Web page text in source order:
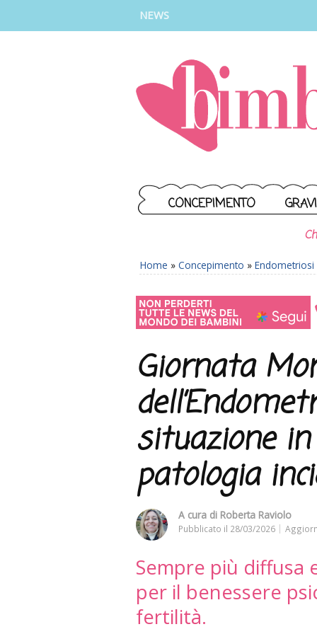
NEWS
CONCEPIMENTO
Home » Concepimento » Endometriosi
Giornata
situazione
patologia
A cura di Roberta Raviolo
Pubblicato il 28/03/2026
Sempre più diffusa
per il benessere
fertilità.